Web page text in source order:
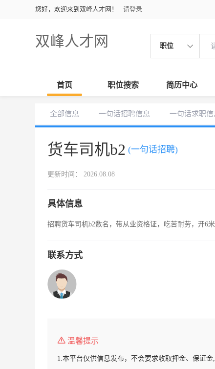
您好，欢迎来到双峰人才网！ 请登录
双峰人才网 职位
首页 职位搜索 简历中心
全部信息 一句话招聘信息 一句话求职信
货车司机b2 (一句话招聘)
更新时间： 2026.08.08
具体信息
招聘货车司机b2数名，带从业资格证，吃苦耐劳，开6
联系方式
温馨提示
1.本平台仅供信息发布，不会要求收取押金、保证金,